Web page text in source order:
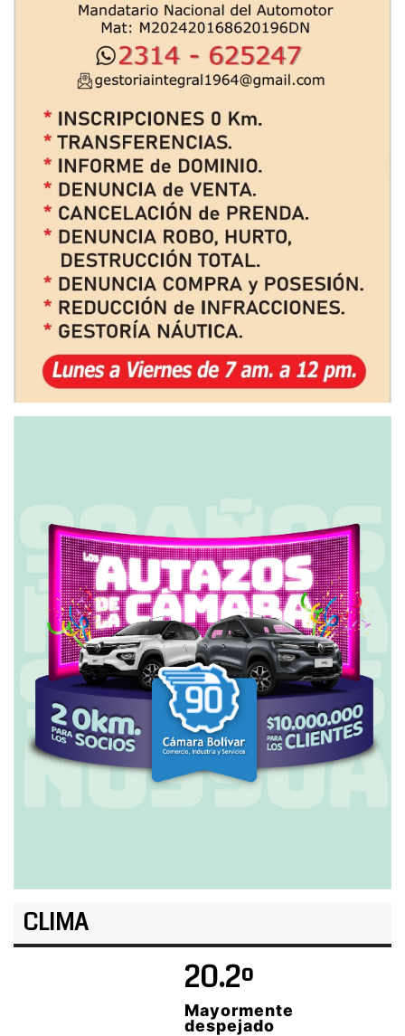
CLIMA
20.2º
Mayormente
despejado